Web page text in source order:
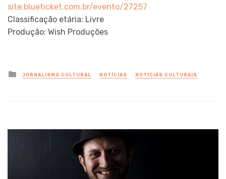
site.blueticket.com.br/evento/27257
Classificação etária: Livre
Produção: Wish Produções
Posted
in
JORNALISMO CULTURAL NOTÍCIAS NOTÍCIAS CULTURAIS